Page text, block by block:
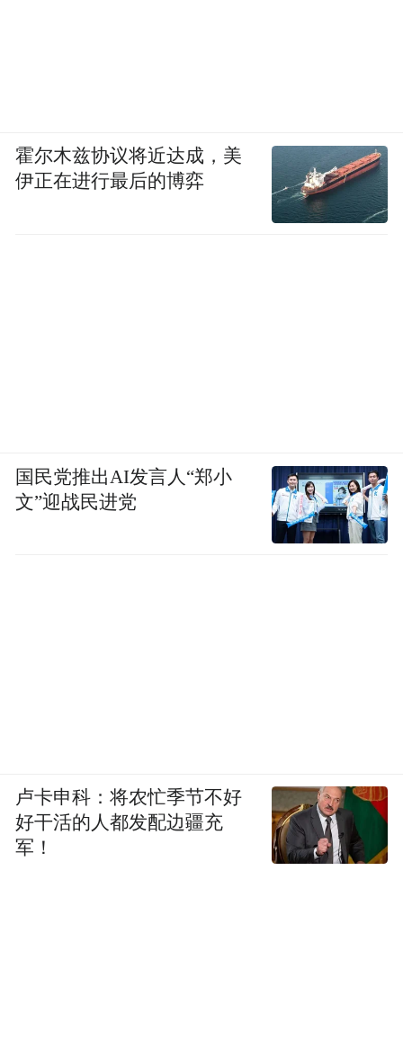
霍尔木兹协议将近达成，美
伊正在进行最后的博弈
国民党推出AI发言人“郑小
文”迎战民进党
卢卡申科：将农忙季节不好
好干活的人都发配边疆充
军！